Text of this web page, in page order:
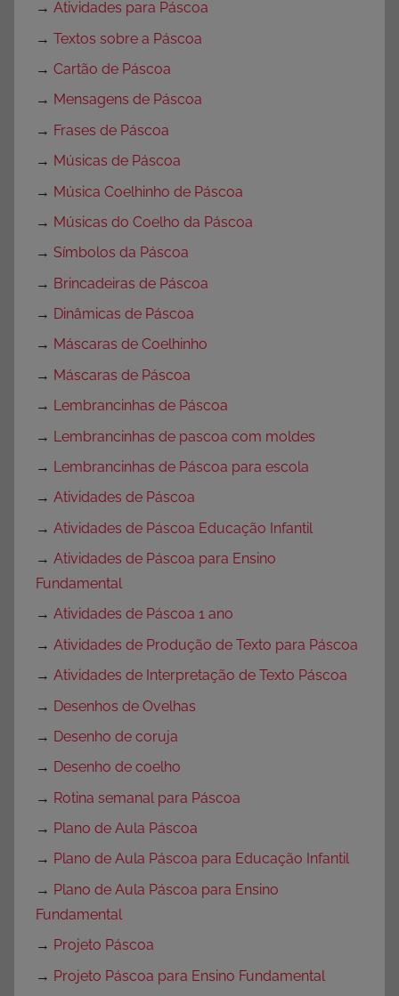
→ Atividades para Páscoa
→ Textos sobre a Páscoa
→ Cartão de Páscoa
→ Mensagens de Páscoa
→ Frases de Páscoa
→ Músicas de Páscoa
→ Música Coelhinho de Páscoa
→ Músicas do Coelho da Páscoa
→ Símbolos da Páscoa
→ Brincadeiras de Páscoa
→ Dinâmicas de Páscoa
→ Máscaras de Coelhinho
→ Máscaras de Páscoa
→ Lembrancinhas de Páscoa
→ Lembrancinhas de pascoa com moldes
→ Lembrancinhas de Páscoa para escola
→ Atividades de Páscoa
→ Atividades de Páscoa Educação Infantil
→ Atividades de Páscoa para Ensino
Fundamental
→ Atividades de Páscoa 1 ano
→ Atividades de Produção de Texto para Páscoa
→ Atividades de Interpretação de Texto Páscoa
→ Desenhos de Ovelhas
→ Desenho de coruja
→ Desenho de coelho
→ Rotina semanal para Páscoa
→ Plano de Aula Páscoa
→ Plano de Aula Páscoa para Educação Infantil
→ Plano de Aula Páscoa para Ensino
Fundamental
→ Projeto Páscoa
→ Projeto Páscoa para Ensino Fundamental